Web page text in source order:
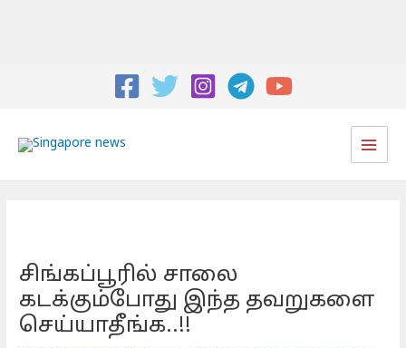
Main
சிங்கப்பூரில் சாலை
கடக்கும்போது இந்த தவறுகளை
செய்யாதீங்க..!!